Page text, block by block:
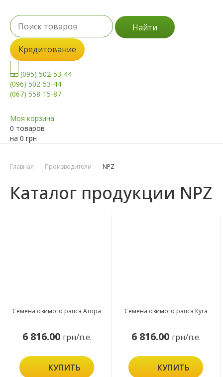
Найти
Кредитование
(095) 502-53-44
(096) 502-53-44
(067) 558-15-87
Моя корзина
0 товаров
на 0 грн
Главная Производители NPZ
Каталог продукции NPZ
Семена озимого рапса Атора
6 816.00 грн/п.е.
КУПИТЬ
Семена озимого рапса Куга
6 816.00 грн/п.е.
КУПИТЬ